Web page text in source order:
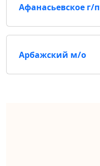
Афанасьевское г/п
Арбажский м/о